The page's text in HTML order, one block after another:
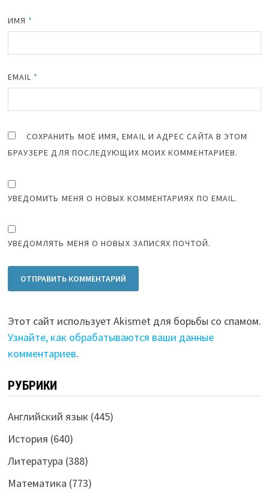
ИМЯ *
EMAIL *
СОХРАНИТЬ МОЁ ИМЯ, EMAIL И АДРЕС САЙТА В ЭТОМ
БРАУЗЕРЕ ДЛЯ ПОСЛЕДУЮЩИХ МОИХ КОММЕНТАРИЕВ.
УВЕДОМИТЬ МЕНЯ О НОВЫХ КОММЕНТАРИЯХ ПО EMAIL.
УВЕДОМЛЯТЬ МЕНЯ О НОВЫХ ЗАПИСЯХ ПОЧТОЙ.
Этот сайт использует Akismet для борьбы со спамом.
Узнайте, как обрабатываются ваши данные
комментариев.
РУБРИКИ
Английский язык (445)
История (640)
Литература (388)
Математика (773)